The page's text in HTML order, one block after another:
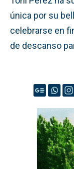
única por su
celebrarse en
de descanso